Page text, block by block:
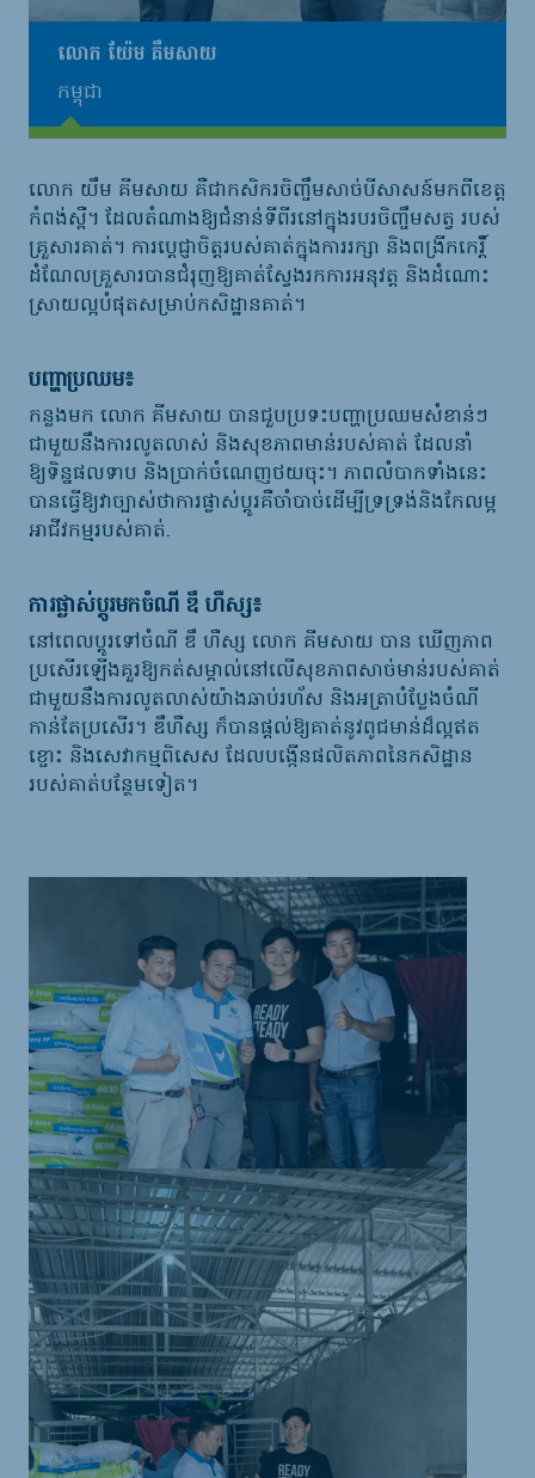
លោក យ៉ែម គឹមសាយ
កម្ពុជា
លោក យឹម គីមសាយ គឺជាកសិករចិញ្ចឹមសាច់បីសាសន៍មកពីខេត្ត
កំពង់ស្ពឺ។ ដែលតំណាងឱ្យជំនាន់ទីពីរនៅក្នុងរបរចិញ្ចឹមសត្វ របស់
គ្រួសារគាត់។ ការប្តេជ្ញាចិត្តរបស់គាត់ក្នុងការរក្សា និងពង្រីកកេរ្តិ៍
ដំណែលគ្រួសារបានជំរុញឱ្យគាត់ស្វែងរកការអនុវត្ត និងដំណោះ
ស្រាយល្អបំផុតសម្រាប់កសិដ្ឋានគាត់។
បញ្ហាប្រឈម៖
កន្លងមក លោក គីមសាយ បានជួបប្រទះបញ្ហាប្រឈមសំខាន់ៗ
ជាមួយនឹងការលូតលាស់ និងសុខភាពមាន់របស់គាត់ ដែលនាំ
ឱ្យទិន្នផលទាប និងប្រាក់ចំណេញថយចុះ។ ភាពលំបាកទាំងនេះ
បានធ្វើឱ្យវាច្បាស់ថាការផ្លាស់ប្តូរគឺចាំបាច់ដើម្បីទ្រទ្រង់និងកែលម្អ
អាជីវកម្មរបស់គាត់.
ការផ្លាស់ប្តូរមកចំណី ឌឹ ហឺស្ស៖
នៅពេលប្តូរទៅចំណី ឌឹ ហឺស្ស លោក គីមសាយ បាន ឃើញភាព
ប្រសើរឡើងគួរឱ្យកត់សម្គាល់នៅលើសុខភាពសាច់មាន់របស់គាត់
ជាមួយនឹងការលូតលាស់យ៉ាងឆាប់រហ័ស និងអត្រាបំប្លែងចំណី
កាន់តែប្រសើរ។ ឌឹហឺស្ស ក៏បានផ្តល់ឱ្យគាត់នូវពូជមាន់ដ៏ល្អឥត
ខ្ចោះ និងសេវាកម្មពិសេស ដែលបង្កើនផលិតភាពនៃកសិដ្ឋាន
របស់គាត់បន្ថែមទៀត។